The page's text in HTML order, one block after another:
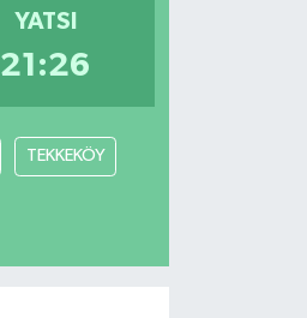
YATSI
21:26
TEKKEKÖY